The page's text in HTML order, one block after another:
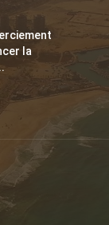
la